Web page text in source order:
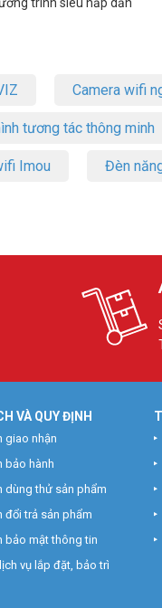
Camera wifi
tương tác thông minh
Imou Đèn
VÀ QUY ĐỊNH
giao nhận
bảo hành
dùng thử sản phẩm
đổi trả sản phẩm
bảo mật thông tin
vụ lắp đặt, bảo trì